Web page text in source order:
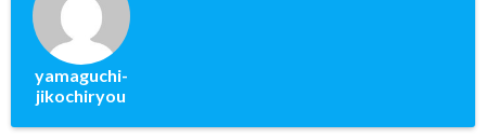
yamaguchi-
jikochiryou